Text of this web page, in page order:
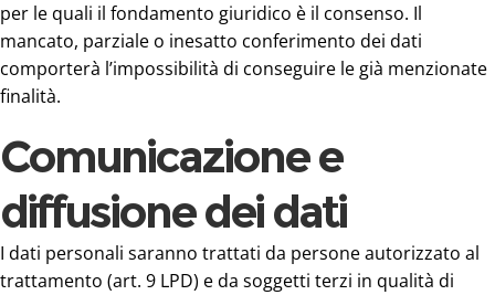
per le quali il fondamento giuridico è il consenso. Il
mancato, parziale o inesatto conferimento dei dati
comporterà l’impossibilità di conseguire le già menzionate
finalità.
Comunicazione e
diffusione dei dati
I dati personali saranno trattati da persone autorizzato al
trattamento (art. 9 LPD) e da soggetti terzi in qualità di